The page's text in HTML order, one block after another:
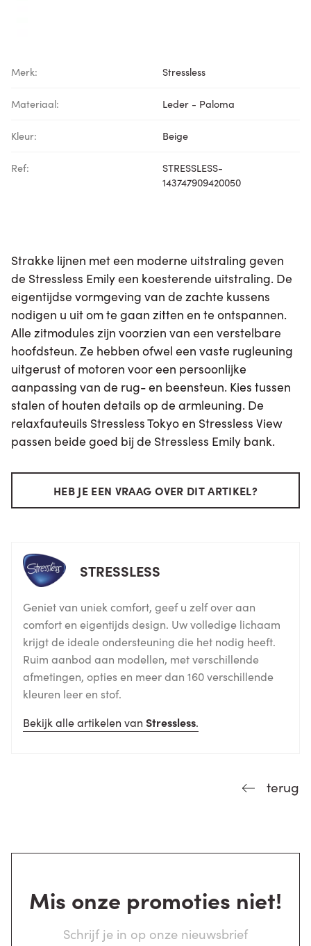
Merk: Stressless
Materiaal: Leder - Paloma
Kleur: Beige
Ref:
STRESSLESS-
143747909420050
Strakke lijnen met een moderne uitstraling geven
de Stressless Emily een koesterende uitstraling. De
eigentijdse vormgeving van de zachte kussens
nodigen u uit om te gaan zitten en te ontspannen.
Alle zitmodules zijn voorzien van een verstelbare
hoofdsteun. Ze hebben ofwel een vaste rugleuning
uitgerust of motoren voor een persoonlijke
aanpassing van de rug- en beensteun. Kies tussen
stalen of houten details op de armleuning. De
relaxfauteuils Stressless Tokyo en Stressless View
passen beide goed bij de Stressless Emily bank.
HEB JE EEN VRAAG OVER DIT ARTIKEL?
STRESSLESS
Geniet van uniek comfort, geef u zelf over aan
comfort en eigentijds design. Uw volledige lichaam
krijgt de ideale ondersteuning die het nodig heeft.
Ruim aanbod aan modellen, met verschillende
afmetingen, opties en meer dan 160 verschillende
kleuren leer en stof.
Bekijk alle artikelen van Stressless.
terug
Mis onze promoties niet!
Schrijf je in op onze nieuwsbrief